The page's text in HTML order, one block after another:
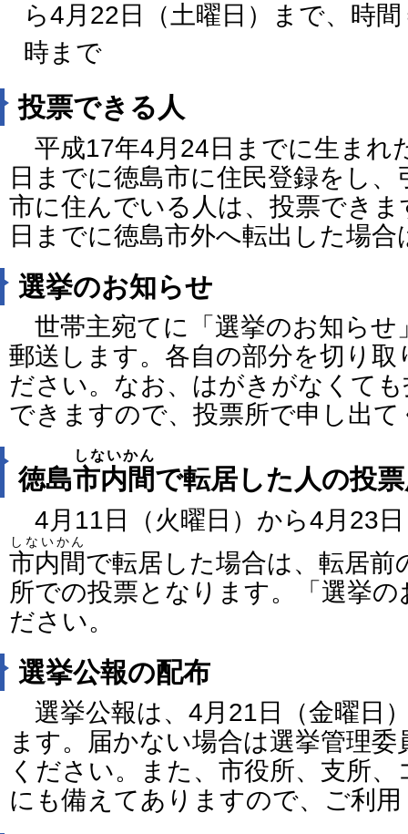
ら4月22日（土曜日）まで、時
時まで
投票できる人
平成17年4月24日までに生まれ
日までに徳島市に住民登録をし
市に住んでいる人は、投票でき
日までに徳島市外へ転出した場
選挙のお知らせ
世帯主宛てに「選挙のお知らせ
郵送します。各自の部分を切り
ださい。なお、はがきがなくて
できますので、投票所で申し出
徳島市内間
しないかん
で転居した人の投
4月11日（火曜日）から4月23
市内間
しないかん
で転居した場合は、転居前
所での投票となります。「選挙
ださい。
選挙公報の配布
選挙公報は、4月21日（金曜日
ます。届かない場合は選挙管理
ください。また、市役所、支所
にも備えてありますので、ご利